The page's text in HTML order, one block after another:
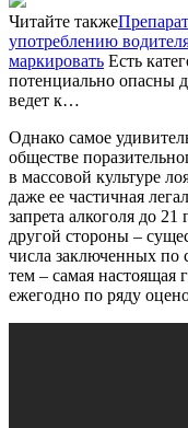
Читайте также
употреблению
маркировать Есть
потенциально опасны
ведет к…
Однако самое
обществе
в массовой культуре
даже ее частичная
запрета алкоголя до
другой стороны –
числа заключенных по
тем – самая настоящая
ежегодно по ряду